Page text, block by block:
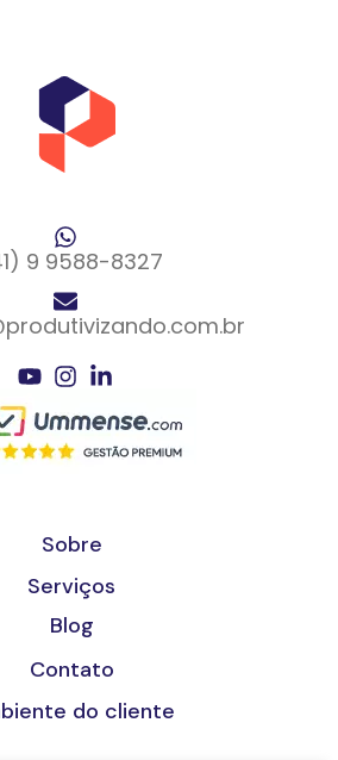
9 9588-8327
Sobre
Serviços
Blog
Contato
do cliente